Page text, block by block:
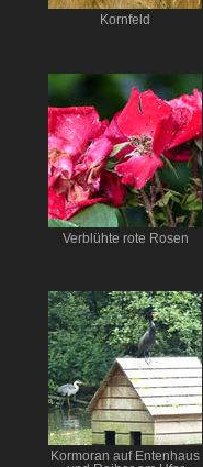
Kornfeld
Verblühte rote Rosen
Kormoran auf Entenhaus